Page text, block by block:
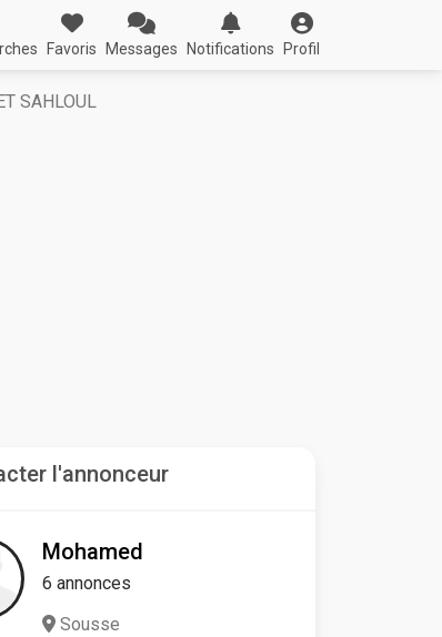
Favoris Messages Notifications Profil
SAHLOUL
l'annonceur
Mohamed
6 annonces
Sousse